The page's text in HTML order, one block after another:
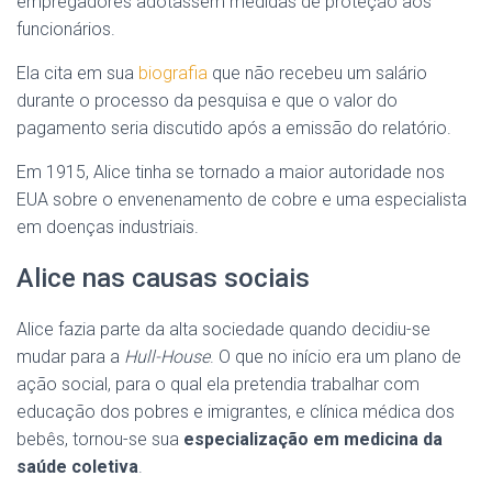
funcionários.
Ela cita em sua biografia que não recebeu um salário
durante o processo da pesquisa e que o valor do
pagamento seria discutido após a emissão do relatório.
Em 1915, Alice tinha se tornado a maior autoridade nos
EUA sobre o envenenamento de cobre e uma especialista
em doenças industriais.
Alice nas causas sociais
Alice fazia parte da alta sociedade quando decidiu-se
mudar para a Hull-House. O que no início era um plano de
ação social, para o qual ela pretendia trabalhar com
educação dos pobres e imigrantes, e clínica médica dos
bebês, tornou-se sua especialização em medicina da
saúde coletiva